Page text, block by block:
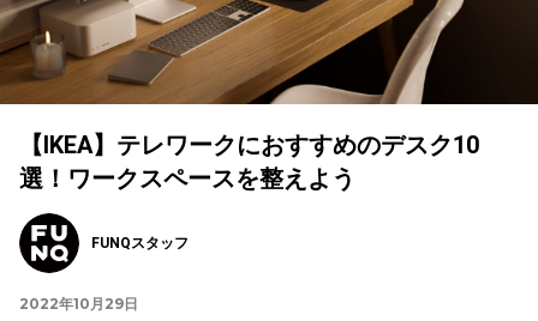
【IKEA】テレワークにおすすめのデスク10
選！ワークスペースを整えよう
FUNQスタッフ
2022年10月29日